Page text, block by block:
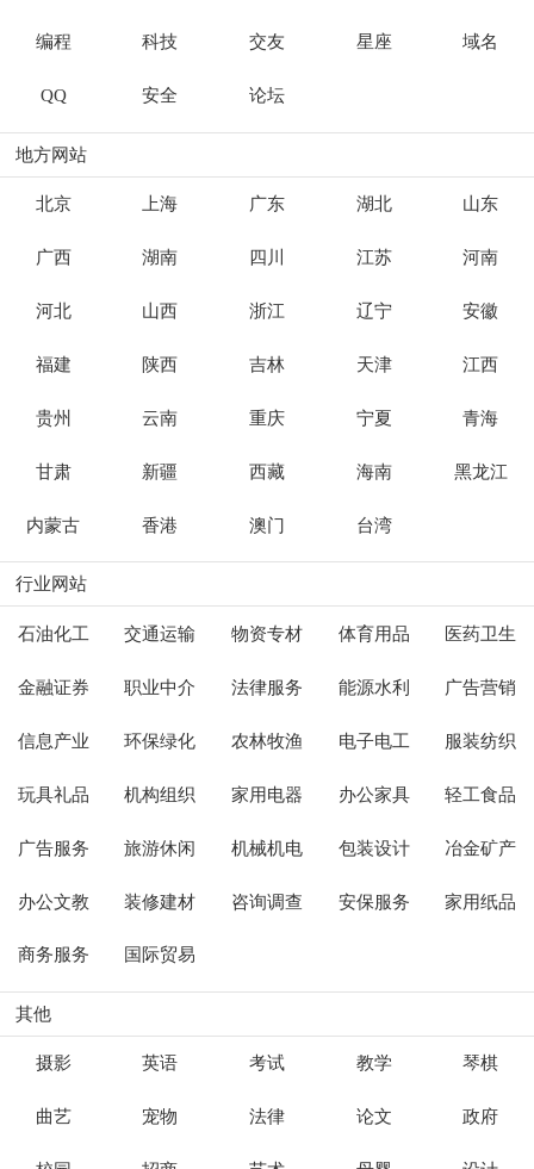
编程 科技 交友 星座 域名
QQ 安全 论坛
地方网站
北京 上海 广东 湖北 山东
广西 湖南 四川 江苏 河南
河北 山西 浙江 辽宁 安徽
福建 陕西 吉林 天津 江西
贵州 云南 重庆 宁夏 青海
甘肃 新疆 西藏 海南 黑龙江
内蒙古 香港 澳门 台湾
行业网站
石油化工 交通运输 物资专材 体育用品 医药卫生
金融证券 职业中介 法律服务 能源水利 广告营销
信息产业 环保绿化 农林牧渔 电子电工 服装纺织
玩具礼品 机构组织 家用电器 办公家具 轻工食品
广告服务 旅游休闲 机械机电 包装设计 冶金矿产
办公文教 装修建材 咨询调查 安保服务 家用纸品
商务服务 国际贸易
其他
摄影 英语 考试 教学 琴棋
曲艺 宠物 法律 论文 政府